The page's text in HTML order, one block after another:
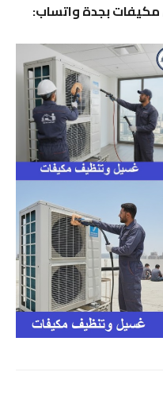
بجدة واتساب: